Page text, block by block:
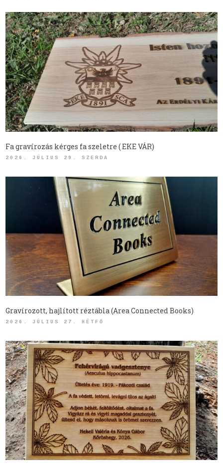
Fa gravírozás kérges fa szeletre ( EKE VÁR)
2026. JÚLIUS 29. SZERDA
Gravírozott, hajlított réztábla (Area Connected Books)
2026. JÚLIUS 27. HÉTFŐ